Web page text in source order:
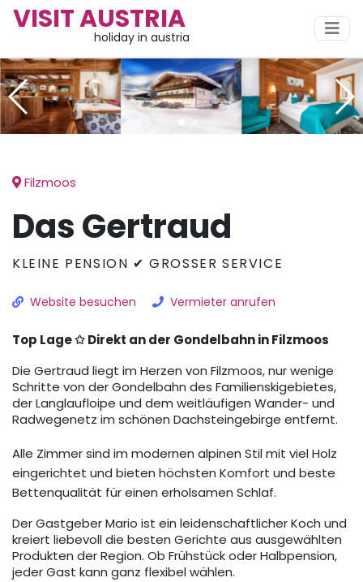
VISIT AUSTRIA
holiday in austria
Filzmoos
Das Gertraud
KLEINE PENSION ✔ GROSSER SERVICE
Website besuchen Vermieter anrufen
Top Lage ✩ Direkt an der Gondelbahn in Filzmoos
Die Gertraud liegt im Herzen von Filzmoos, nur wenige
Schritte von der Gondelbahn des Familienskigebietes,
der Langlaufloipe und dem weitläufigen Wander- und
Radwegenetz im schönen Dachsteingebirge entfernt.
Alle Zimmer sind im modernen alpinen Stil mit viel Holz
eingerichtet und bieten höchsten Komfort und beste
Bettenqualität für einen erholsamen Schlaf.
Der Gastgeber Mario ist ein leidenschaftlicher Koch und
kreiert liebevoll die besten Gerichte aus ausgewählten
Produkten der Region. Ob Frühstück oder Halbpension,
jeder Gast kann ganz flexibel wählen.